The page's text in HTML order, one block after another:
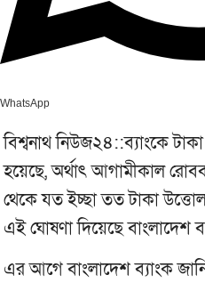
WhatsApp
বিশ্বনাথ নিউজ২৪::ব্যাংকে
হয়েছে, অর্থাৎ আগামীকাল
থেকে যত ইচ্ছা তত টাকা
এই ঘোষণা দিয়েছে বাংলাদেশ
এর আগে বাংলাদেশ ব্যাংক